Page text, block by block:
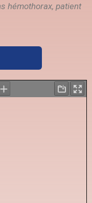
hémothorax, patient